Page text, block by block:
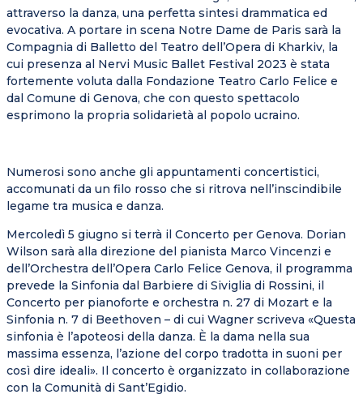
attraverso la danza, una perfetta sintesi drammatica ed
evocativa. A portare in scena Notre Dame de Paris sarà la
Compagnia di Balletto del Teatro dell’Opera di Kharkiv, la
cui presenza al Nervi Music Ballet Festival 2023 è stata
fortemente voluta dalla Fondazione Teatro Carlo Felice e
dal Comune di Genova, che con questo spettacolo
esprimono la propria solidarietà al popolo ucraino.
Numerosi sono anche gli appuntamenti concertistici,
accomunati da un filo rosso che si ritrova nell’inscindibile
legame tra musica e danza.
Mercoledì 5 giugno si terrà il Concerto per Genova. Dorian
Wilson sarà alla direzione del pianista Marco Vincenzi e
dell’Orchestra dell’Opera Carlo Felice Genova, il programma
prevede la Sinfonia dal Barbiere di Siviglia di Rossini, il
Concerto per pianoforte e orchestra n. 27 di Mozart e la
Sinfonia n. 7 di Beethoven – di cui Wagner scriveva «Questa
sinfonia è l’apoteosi della danza. È la dama nella sua
massima essenza, l’azione del corpo tradotta in suoni per
così dire ideali». Il concerto è organizzato in collaborazione
con la Comunità di Sant’Egidio.